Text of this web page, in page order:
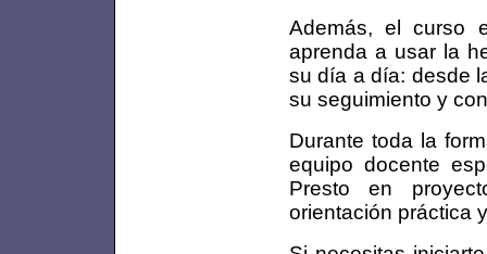
Además, el curso
aprenda a usar la
su día a día: desde
su seguimiento y
Durante toda la
equipo docente
Presto en
orientación práctica